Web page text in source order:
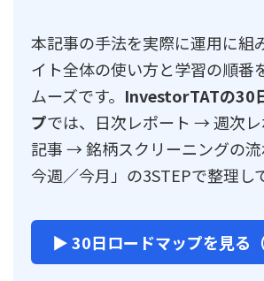
本記事の手法を実際に運用に組
イト全体の使い方と学習の順番
ムーズです。 InvestorTATの30
プでは、日次レポート → 週次
記事 → 銘柄スクリーニングの
今週／今月」の3STEPで整理し
▶ 30日ロードマップを見る（